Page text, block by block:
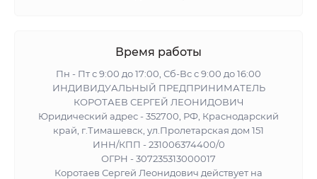
Время работы
Пн - Пт с 9:00 до 17:00, Сб-Вс с 9:00 до 16:00
ИНДИВИДУАЛЬНЫЙ ПРЕДПРИНИМАТЕЛЬ
КОРОТАЕВ СЕРГЕЙ ЛЕОНИДОВИЧ
Юридический адрес - 352700, РФ, Краснодарский
край, г.Тимашевск, ул.Пролетарская дом 151
ИНН/КПП - 231006374400/0
ОГРН - 307235313000017
Коротаев Сергей Леонидович действует на